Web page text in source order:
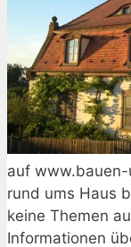
auf
rund ums Haus
keine Themen
Informationen